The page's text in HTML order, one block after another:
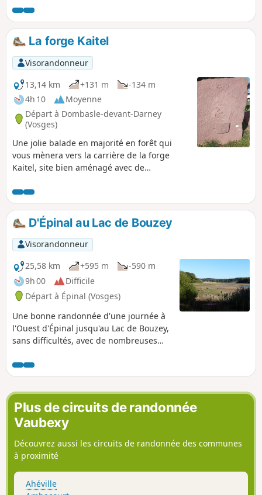
très joli village médiéval de Vaudémont et ses remparts.
La forge Kaitel
Visorandonneur
13,14 km
+131 m
-134 m
4h 10
Moyenne
Départ à Dombasle-devant-Darney
(Vosges)
Une jolie balade en majorité en forêt qui
vous mènera vers la carrière de la forge
Kaitel, site bien aménagé avec de
sur le site de Kaitel, ce circuit n'est pas
balisé, pour vous guider, nous avons relevé
les plaques de numérotation des parcelles
forestières. Veillez à bien les repérer. Afin
d'éviter toute confusion ce parcours n'est
pas décrit entre les points 8 et 11, suivez le
balisage sur le terrain "flèche blanche et
écusson" agrémenté de nombreux
panneaux d'informations. En période de
chasse, renseignez-vous auprès des mairies
des communes traversées, évitez les week-
ends.
D'Épinal au Lac de Bouzey
Visorandonneur
25,58 km
+595 m
-590 m
9h 00
Difficile
Départ à Épinal (Vosges)
Une bonne randonnée d'une journée à
l'Ouest d'Épinal jusqu'au Lac de Bouzey,
sans difficultés, avec de nombreuses
partie du trajet est balisé par le Club
Vosgien.
Plus de circuits de randonnée
Vaubexy
Découvrez aussi les circuits de randonnée des communes
à proximité
Ahéville